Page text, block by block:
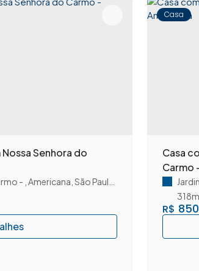
Senhora do
Americana São Paulo
Casa
Casa
Carmo
R$